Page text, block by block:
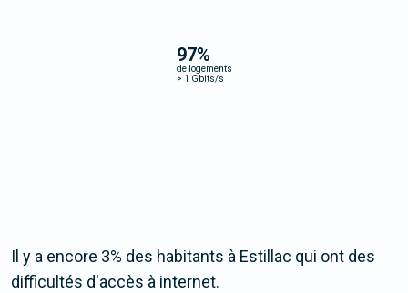
97%
de logements
> 1 Gbits/s
Il y a encore 3% des habitants à Estillac qui ont des
difficultés d'accès à internet.